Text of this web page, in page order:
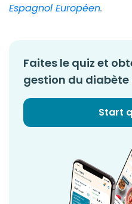
Espagnol Européen.
Faites le quiz et
gestion du
Start